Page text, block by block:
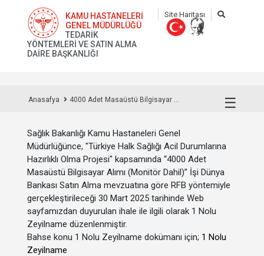
KAMU HASTANELERİ
GENEL MÜDÜRLÜĞÜ
TEDARİK
YÖNTEMLERİ VE SATIN ALMA
DAİRE BAŞKANLIĞI
Site Haritası
☰
Anasafya 4000 Adet Masaüstü Bilgisayar ...
Sağlık Bakanlığı Kamu Hastaneleri Genel
Müdürlüğünce, "Türkiye Halk Sağlığı Acil Durumlarına
Hazırlıklı Olma Projesi" kapsamında “4000 Adet
Masaüstü Bilgisayar Alımı (Monitör Dahil)” İşi Dünya
Bankası Satın Alma mevzuatına göre RFB yöntemiyle
gerçekleştirileceği 30 Mart 2025 tarihinde Web
sayfamızdan duyurulan ihale ile ilgili olarak 1 Nolu
Zeyilname düzenlenmiştir.
Bahse konu 1 Nolu Zeyilname dokümanı için; 1 Nolu
Zeyilname